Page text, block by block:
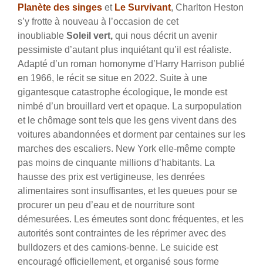
Planète des singes et Le Survivant, Charlton Heston
s’y frotte à nouveau à l’occasion de cet
inoubliable Soleil vert, qui nous décrit un avenir
pessimiste d’autant plus inquiétant qu’il est réaliste.
Adapté d’un roman homonyme d’Harry Harrison publié
en 1966, le récit se situe en 2022. Suite à une
gigantesque catastrophe écologique, le monde est
nimbé d’un brouillard vert et opaque. La surpopulation
et le chômage sont tels que les gens vivent dans des
voitures abandonnées et dorment par centaines sur les
marches des escaliers. New York elle-même compte
pas moins de cinquante millions d’habitants. La
hausse des prix est vertigineuse, les denrées
alimentaires sont insuffisantes, et les queues pour se
procurer un peu d’eau et de nourriture sont
démesurées. Les émeutes sont donc fréquentes, et les
autorités sont contraintes de les réprimer avec des
bulldozers et des camions-benne. Le suicide est
encouragé officiellement, et organisé sous forme